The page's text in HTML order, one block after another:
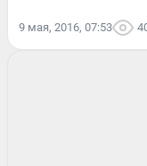
9 мая, 2016, 07:53